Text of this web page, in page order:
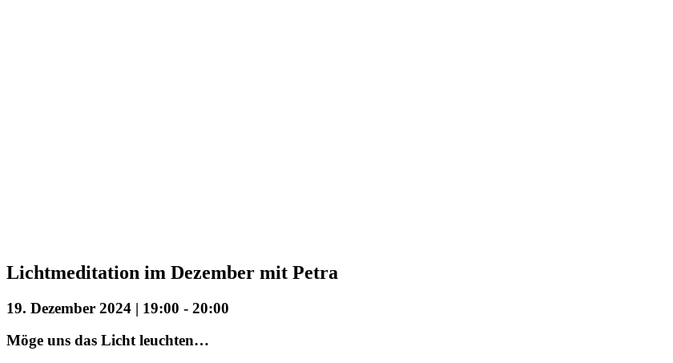
Lichtmeditation im Dezember mit Petra
19. Dezember 2024 | 19:00 - 20:00
Möge uns das Licht leuchten…